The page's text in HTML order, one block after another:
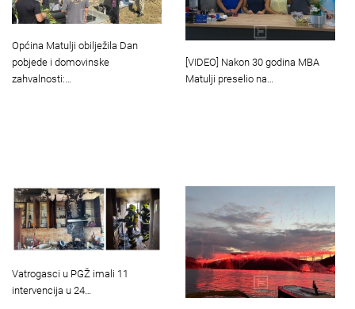
Općina Matulji obilježila Dan
pobjede i domovinske
zahvalnosti:…
[VIDEO] Nakon 30 godina MBA
Matulji preselio na…
Vatrogasci u PGŽ imali 11
intervencija u 24…